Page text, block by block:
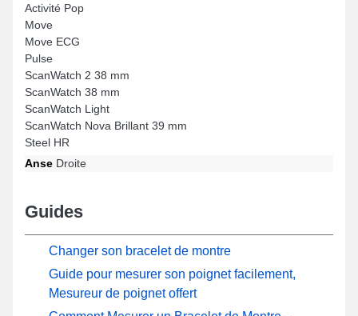
Activité Pop
Move
Move ECG
Pulse
ScanWatch 2 38 mm
ScanWatch 38 mm
ScanWatch Light
ScanWatch Nova Brillant 39 mm
Steel HR
Anse Droite
Guides
Changer son bracelet de montre
Guide pour mesurer son poignet facilement,
Mesureur de poignet offert